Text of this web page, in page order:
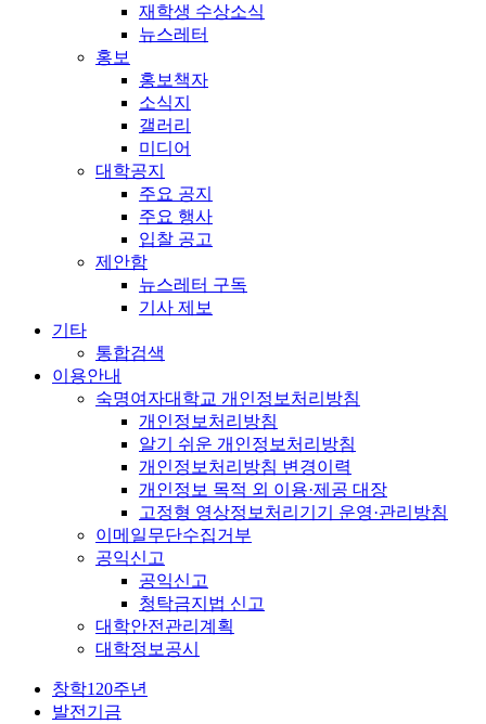
재학생 수상소식
뉴스레터
홍보
홍보책자
소식지
갤러리
미디어
대학공지
주요 공지
주요 행사
입찰 공고
제안함
뉴스레터 구독
기사 제보
기타
통합검색
이용안내
숙명여자대학교 개인정보처리방침
개인정보처리방침
알기 쉬운 개인정보처리방침
개인정보처리방침 변경이력
개인정보 목적 외 이용·제공 대장
고정형 영상정보처리기기 운영·관리방침
이메일무단수집거부
공익신고
공익신고
청탁금지법 신고
대학안전관리계획
대학정보공시
창학120주년
발전기금